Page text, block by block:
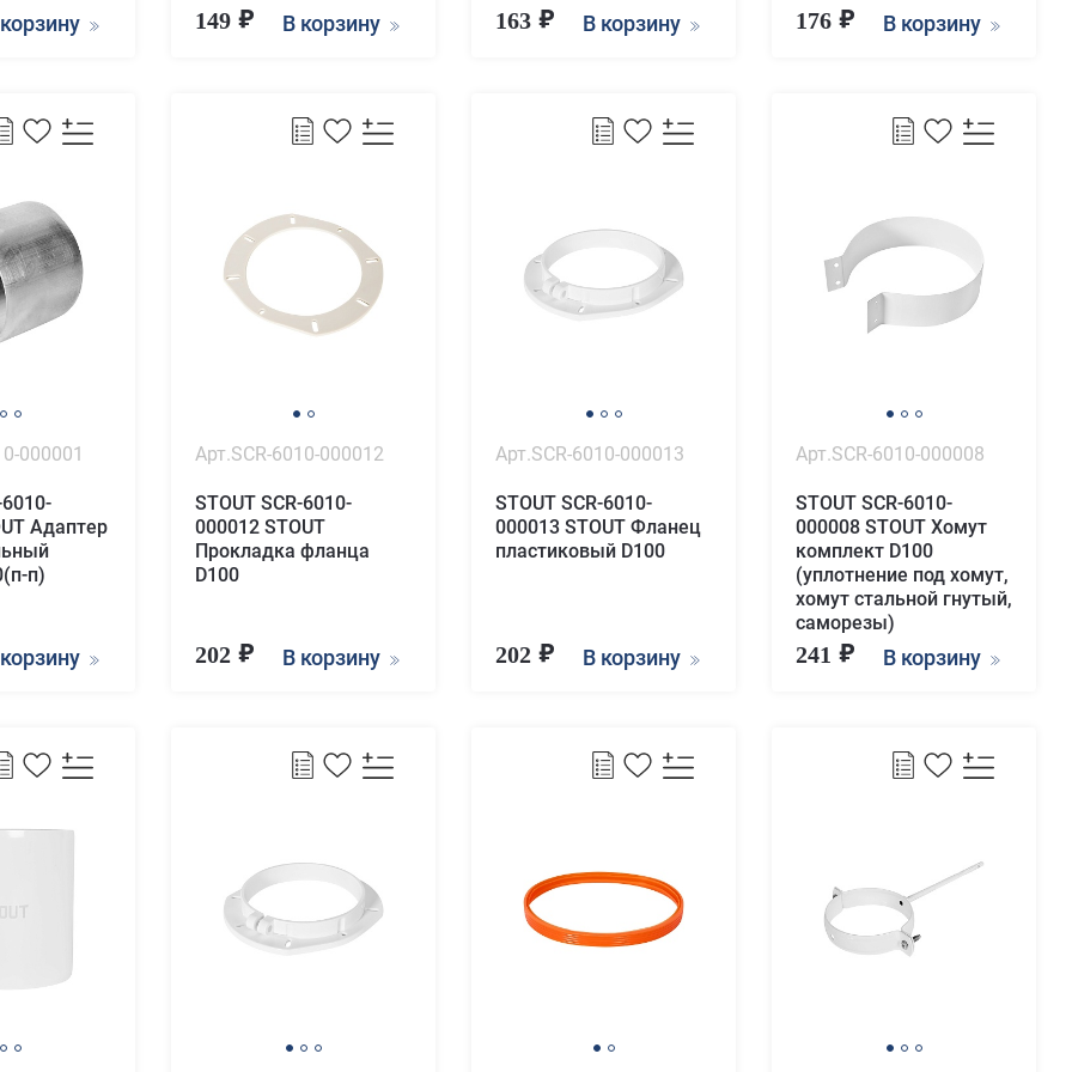
149 В корзину 163 В корзину 176 В корзину
000001
6010-
Адаптер
п)
Арт.SCR-6010-000012
STOUT SCR-6010-
000012 STOUT
Прокладка фланца
D100
202 В корзину
Арт.SCR-6010-000013
STOUT SCR-6010-
000013 STOUT Фланец
пластиковый D100
202 В корзину
Арт.SCR-6010-000008
STOUT SCR-6010-
000008 STOUT Хомут
комплект D100
(уплотнение под хомут,
хомут стальной гнутый,
саморезы)
241 В корзину